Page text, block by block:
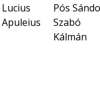
Lucius
Pós
Szabó
Kálmán